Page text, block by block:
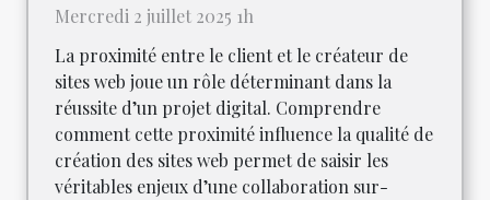
Mercredi 2 juillet 2025 1h
La proximité entre le client et le créateur de
sites web joue un rôle déterminant dans la
réussite d’un projet digital. Comprendre
comment cette proximité influence la qualité de
création des sites web permet de saisir les
véritables enjeux d’une collaboration sur-